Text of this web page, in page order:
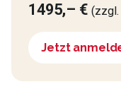
1495,– €
Jetzt